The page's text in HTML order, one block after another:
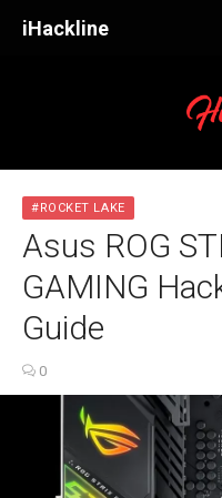
iHackline
#ROCKET LAKE
Asus ROG
GAMING
Guide
0